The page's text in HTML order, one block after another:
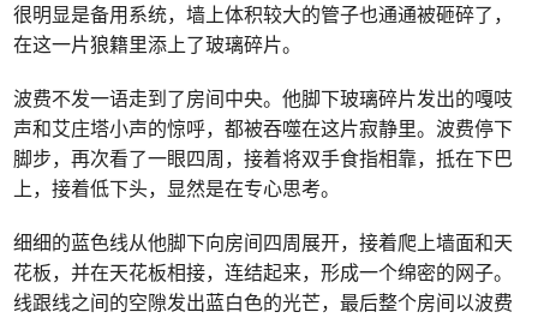
很明显是备用系统，墙上体积较大的管子也通通被砸碎了，
在这一片狼籍里添上了玻璃碎片。
波费不发一语走到了房间中央。他脚下玻璃碎片发出的嘎吱
声和艾庄塔小声的惊呼，都被吞噬在这片寂静里。波费停下
脚步，再次看了一眼四周，接着将双手食指相靠，抵在下巴
上，接着低下头，显然是在专心思考。
细细的蓝色线从他脚下向房间四周展开，接着爬上墙面和天
花板，并在天花板相接，连结起来，形成一个绵密的网子。
线跟线之间的空隙发出蓝白色的光芒，最后整个房间以波费